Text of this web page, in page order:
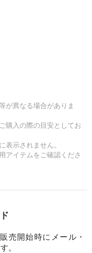
が異なる場合がありま
購入の際の目安としてお
表示されません。
アイテムをご確認くださ
売開始時にメール・
。